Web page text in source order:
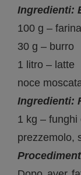
Ingredienti:
100 g –
30 g – burro
1 litro – latte
noce
Ingredienti:
1 kg – funghi
prezzemolo,